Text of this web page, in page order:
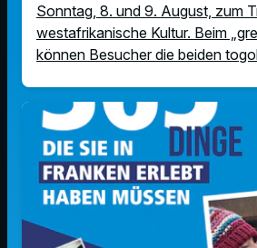
Sonntag, 8. und 9. August, zum
westafrikanische Kultur. Beim
können Besucher die beiden